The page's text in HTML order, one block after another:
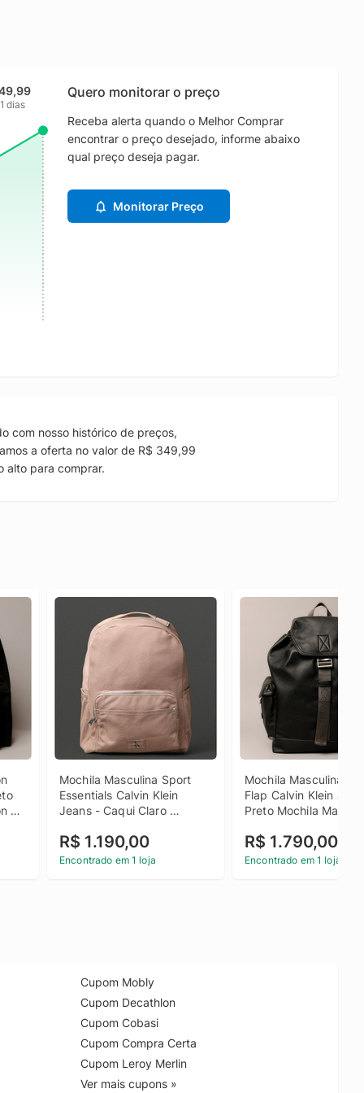
dias
Quero monitorar o preço
Receba alerta quando o Melhor Comprar
encontrar o preço desejado, informe abaixo
qual preço deseja pagar.
Monitorar Preço
com nosso histórico de preços,
a oferta no valor de R$ 349,99
alto para comprar.
Mochila Masculina Sport
Essentials Calvin Klein
Jeans - Caqui Claro
Essentials Calvin Klein
Jeans Caqui Claro u
R$ 1.190,00
Encontrado em 1 loja
Mochila Masculina
Flap Calvin Klein
Preto Mochila
Jeans Preto u
R$ 1.790,00
Encontrado em 1 loja
Cupom Mobly
Cupom Decathlon
Cupom Cobasi
Cupom Compra Certa
Cupom Leroy Merlin
Ver mais cupons »